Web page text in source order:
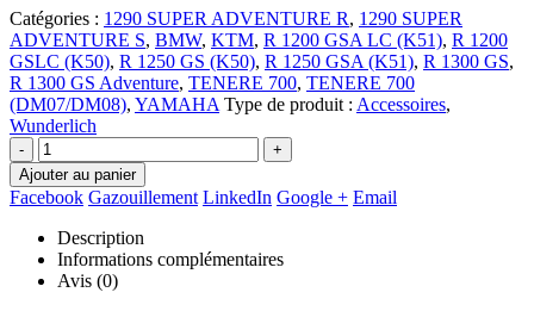
Catégories : 1290 SUPER ADVENTURE R, 1290 SUPER
ADVENTURE S, BMW, KTM, R 1200 GSA LC (K51), R 1200
GSLC (K50), R 1250 GS (K50), R 1250 GSA (K51), R 1300 GS,
R 1300 GS Adventure, TENERE 700, TENERE 700
(DM07/DM08), YAMAHA Type de produit : Accessoires,
Wunderlich
-
+
Ajouter au panier
Facebook Gazouillement LinkedIn Google + Email
Description
Informations complémentaires
Avis (0)